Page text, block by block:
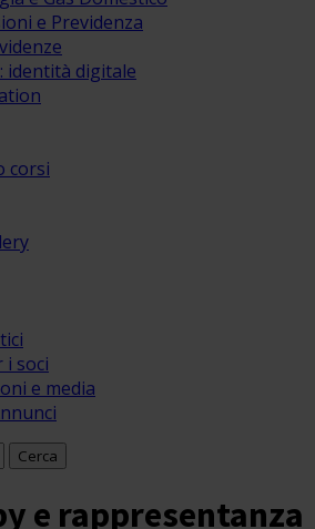
e Previdenza
identità digitale
corsi
i soci
e media
e rappresentanza